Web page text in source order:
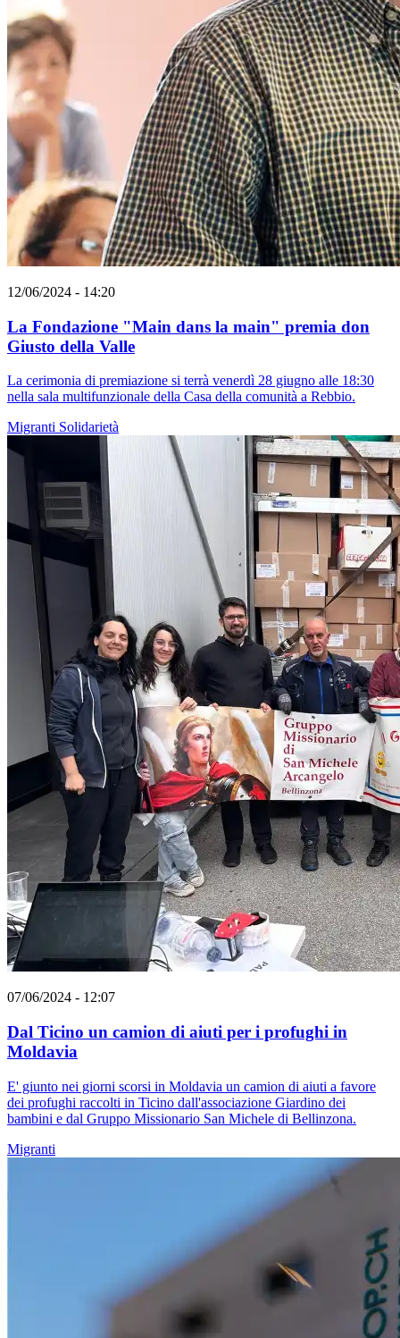
12/06/2024 - 14:20
La Fondazione "Main dans la main" premia don
Giusto della Valle
La cerimonia di premiazione si terrà venerdì 28 giugno alle 18:30
nella sala multifunzionale della Casa della comunità a Rebbio.
Migranti Solidarietà
07/06/2024 - 12:07
Dal Ticino un camion di aiuti per i profughi in
Moldavia
E' giunto nei giorni scorsi in Moldavia un camion di aiuti a favore
dei profughi raccolti in Ticino dall'associazione Giardino dei
bambini e dal Gruppo Missionario San Michele di Bellinzona.
Migranti